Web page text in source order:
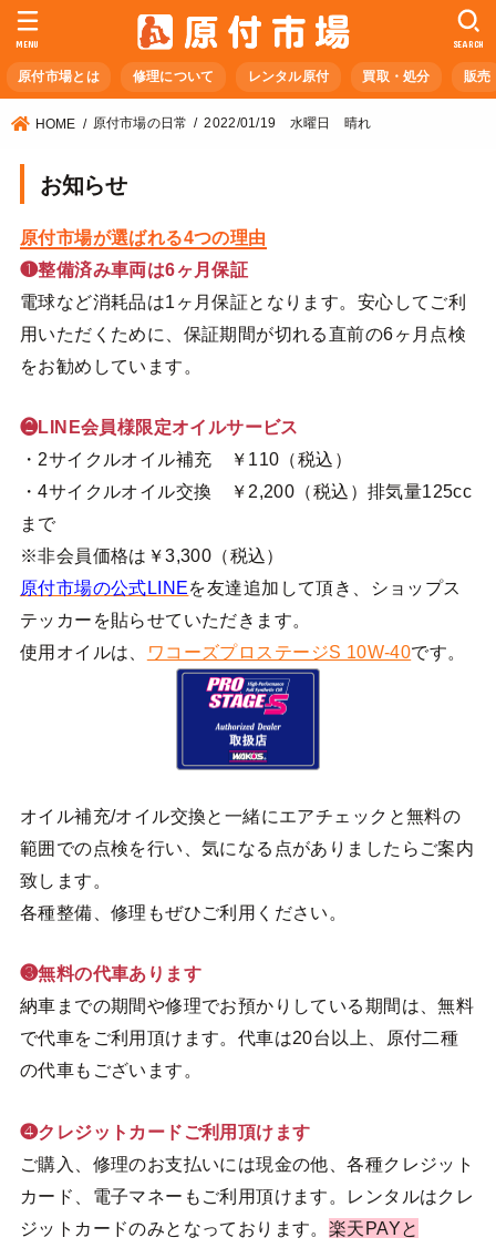
原付市場とは 修理について レンタル原付 買取・処分 販売
SEARCH
MENU
HOME 原付市場の日常 2022/01/19 水曜日 晴れ
お知らせ
原付市場が選ばれる4つの理由
❶整備済み車両は6ヶ月保証
電球など消耗品は1ヶ月保証となります。安心してご利
用いただくために、保証期間が切れる直前の6ヶ月点検
をお勧めしています。
❷LINE会員様限定オイルサービス
・2サイクルオイル補充 ￥110（税込）
・4サイクルオイル交換 ￥2,200（税込）排気量125cc
まで
※非会員価格は￥3,300（税込）
原付市場の公式LINEを友達追加して頂き、ショップス
テッカーを貼らせていただきます。
使用オイルは、
ワコーズプロステージS 10W-40です。
オイル補充/オイル交換と一緒にエアチェックと無料の
範囲での点検を行い、気になる点がありましたらご案内
致します。
各種整備、修理もぜひご利用ください。
❸無料の代車あります
納車までの期間や修理でお預かりしている期間は、無料
で代車をご利用頂けます。代車は20台以上、原付二種
の代車もございます。
❹クレジットカードご利用頂けます
ご購入、修理のお支払いには現金の他、各種クレジット
カード、電子マネーもご利用頂けます。レンタルはクレ
ジットカードのみとなっております。 楽天PAYと